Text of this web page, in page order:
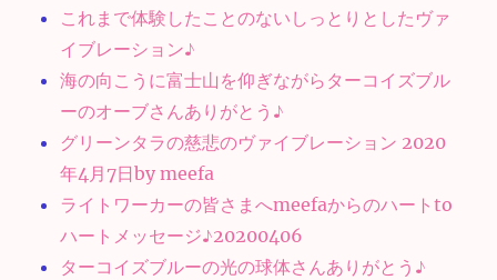
これまで体験したことのないしっとりとしたヴァ
イブレーション♪
海の向こうに富士山を仰ぎながらターコイズブル
ーのオーブさんありがとう♪
グリーンタラの慈悲のヴァイブレーション 2020
年4月7日by meefa
ライトワーカーの皆さまへmeefaからのハートto
ハートメッセージ♪20200406
ターコイズブルーの光の球体さんありがとう♪